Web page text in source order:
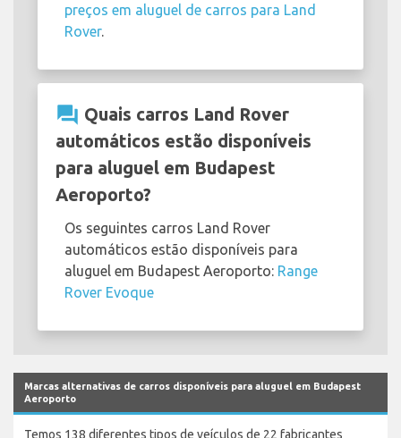
preços em aluguel de carros para Land
Rover.
question_answer Quais carros Land Rover
automáticos estão disponíveis
para aluguel em Budapest
Aeroporto?
Os seguintes carros Land Rover
automáticos estão disponíveis para
aluguel em Budapest Aeroporto: Range
Rover Evoque
Marcas alternativas de carros disponíveis para aluguel em Budapest
Aeroporto
Temos 138 diferentes tipos de veículos de 22 fabricantes